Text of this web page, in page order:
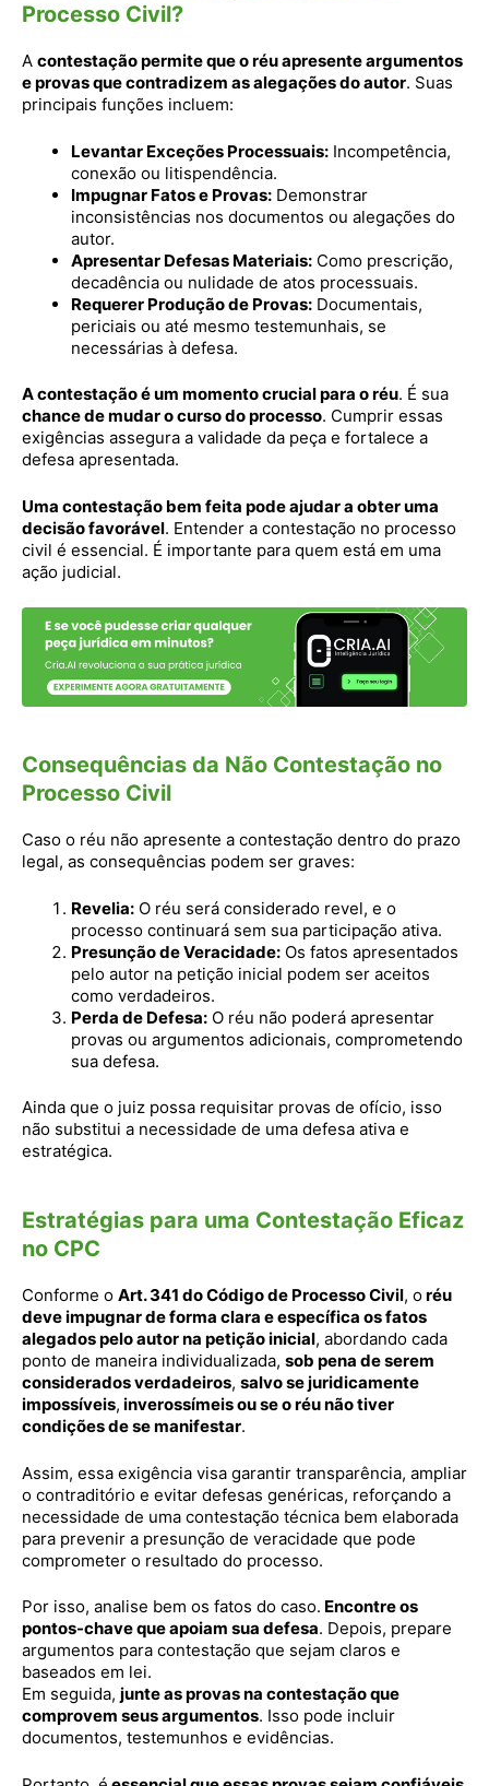
Processo Civil?
A contestação permite que o réu apresente argumentos
e provas que contradizem as alegações do autor. Suas
principais funções incluem:
Levantar Exceções Processuais: Incompetência,
conexão ou litispendência.
Impugnar Fatos e Provas: Demonstrar
inconsistências nos documentos ou alegações do
autor.
Apresentar Defesas Materiais: Como prescrição,
decadência ou nulidade de atos processuais.
Requerer Produção de Provas: Documentais,
periciais ou até mesmo testemunhais, se
necessárias à defesa.
A contestação é um momento crucial para o réu. É sua
chance de mudar o curso do processo. Cumprir essas
exigências assegura a validade da peça e fortalece a
defesa apresentada.
Uma contestação bem feita pode ajudar a obter uma
decisão favorável. Entender a contestação no processo
civil é essencial. É importante para quem está em uma
ação judicial.
Consequências da Não Contestação no
Processo Civil
Caso o réu não apresente a contestação dentro do prazo
legal, as consequências podem ser graves:
Revelia: O réu será considerado revel, e o
processo continuará sem sua participação ativa.
Presunção de Veracidade: Os fatos apresentados
pelo autor na petição inicial podem ser aceitos
como verdadeiros.
Perda de Defesa: O réu não poderá apresentar
provas ou argumentos adicionais, comprometendo
sua defesa.
Ainda que o juiz possa requisitar provas de ofício, isso
não substitui a necessidade de uma defesa ativa e
estratégica.
Estratégias para uma Contestação Eficaz
no CPC
Conforme o Art. 341 do Código de Processo Civil, oréu
deve impugnar de forma clara e específica os fatos
alegados pelo autor na petição inicial, abordando cada
ponto de maneira individualizada, sob pena de serem
considerados verdadeiros, salvo se juridicamente
impossíveis, inverossímeis ou se o réu não tiver
condições de se manifestar.
Assim, essa exigência visa garantir transparência, ampliar
o contraditório e evitar defesas genéricas, reforçando a
necessidade de uma contestação técnica bem elaborada
para prevenir a presunção de veracidade que pode
comprometer o resultado do processo.
Por isso, analise bem os fatos do caso. Encontre os
pontos-chave que apoiam sua defesa. Depois, prepare
argumentos para contestação que sejam claros e
baseados em lei.
Em seguida, junte as provas na contestação que
comprovem seus argumentos. Isso pode incluir
documentos, testemunhos e evidências.